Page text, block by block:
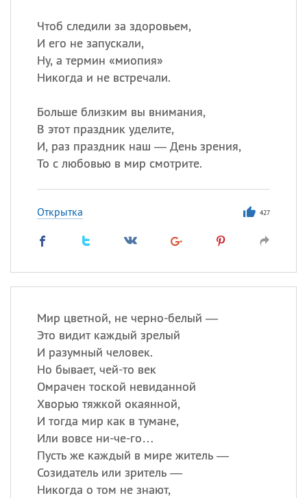
Чтоб следили за здоровьем,
И его не запускали,
Ну, а термин «миопия»
Никогда и не встречали.
Больше близким вы внимания,
В этот праздник уделите,
И, раз праздник наш — День зрения,
То с любовью в мир смотрите.
Открытка 427
Мир цветной, не черно-белый —
Это видит каждый зрелый
И разумный человек.
Но бывает, чей-то век
Омрачен тоской невиданной
Хворью тяжкой окаянной,
И тогда мир как в тумане,
Или вовсе ни-че-го…
Пусть же каждый в мире житель —
Созидатель или зритель —
Никогда о том не знают,
07.08 Годовщина битвы при
ИМЕНА
Сегодня празднуют именины
Анатолий, Афанасий,
,Еще
Посмотреть значение